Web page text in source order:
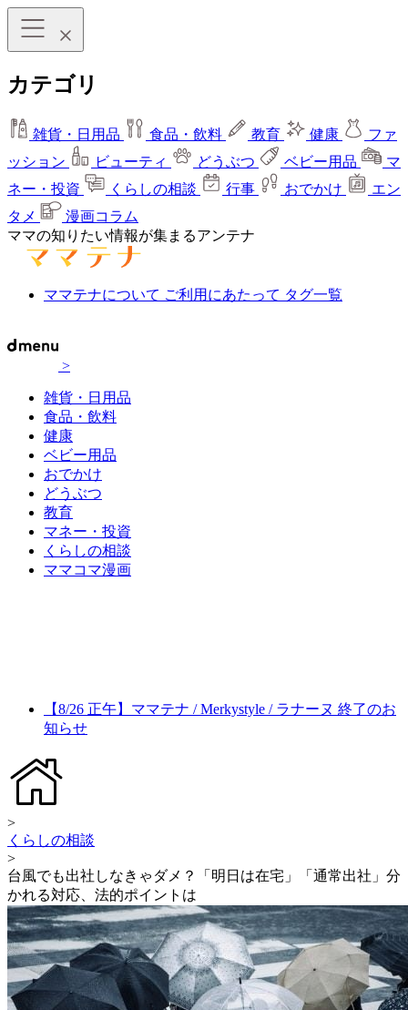
カテゴリ
雑貨・日用品 食品・飲料 教育 健康
ファ
ッション
ビューティ どうぶつ ベビー用品
マ
ネー・投資
くらしの相談 行事 おでかけ
エン
タメ
漫画コラム
ママの知りたい情報が集まるアンテナ
ママテナについて ご利用にあたって タグ一覧
>
雑貨・日用品
食品・飲料
健康
ベビー用品
おでかけ
どうぶつ
教育
マネー・投資
くらしの相談
ママコマ漫画
【8/26 正午】ママテナ / Merkystyle / ラナーヌ 終了のお
知らせ
>
くらしの相談
>
台風でも出社しなきゃダメ？「明日は在宅」「通常出社」分
かれる対応、法的ポイントは